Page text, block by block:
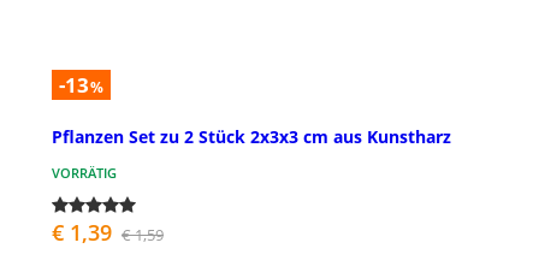
-13%
Pflanzen Set zu 2 Stück 2x3x3 cm aus Kunstharz
VORRÄTIG
€ 1,39 € 1,59